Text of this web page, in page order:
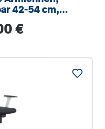
42-54 cm,
Preis:
€